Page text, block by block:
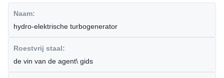
Naam:
hydro-elektrische turbogenerator
Roestvrij staal:
de vin van de agent\ gids